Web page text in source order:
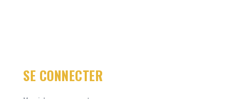
SE CONNECTER